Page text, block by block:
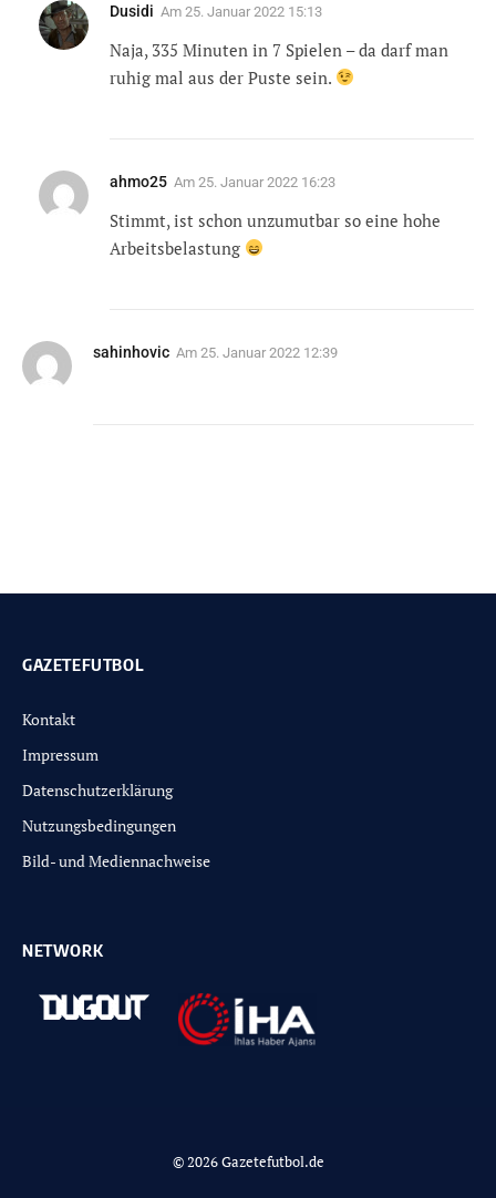
Dusidi Am 25. Januar 2022 15:13
Naja, 335 Minuten in 7 Spielen – da darf man
ruhig mal aus der Puste sein.
ahmo25 Am 25. Januar 2022 16:23
Stimmt, ist schon unzumutbar so eine hohe
Arbeitsbelastung
sahinhovic Am 25. Januar 2022 12:39
GAZETEFUTBOL
Kontakt
Impressum
Datenschutzerklärung
Nutzungsbedingungen
Bild- und Mediennachweise
NETWORK
© 2026 Gazetefutbol.de